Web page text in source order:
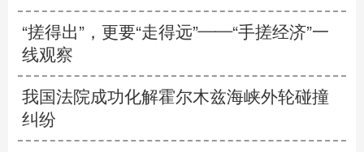
“搓得出”，更要“走得远”——“手搓经济”一
线观察
我国法院成功化解霍尔木兹海峡外轮碰撞
纠纷